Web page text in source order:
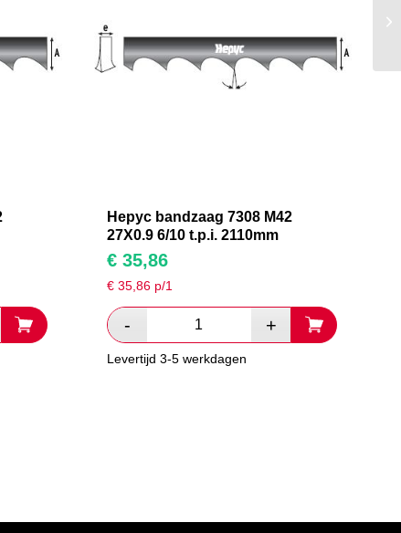
Hepyc bandzaag 7308 M42
27X0.9 6/10 t.p.i. 2110mm
€35,86
€ 35,86p/1
Levertijd 3-5 werkdagen